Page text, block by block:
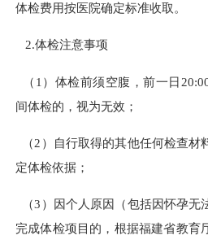
体检费用按医院确定标准收取。
2.体检注意事项
（1）体检前须空腹，前一日
间体检的，视为无效；
（2）自行取得的其他任何检查材
定体检依据；
（3）因个人原因（包括因怀孕无
完成体检项目的，根据福建省教育